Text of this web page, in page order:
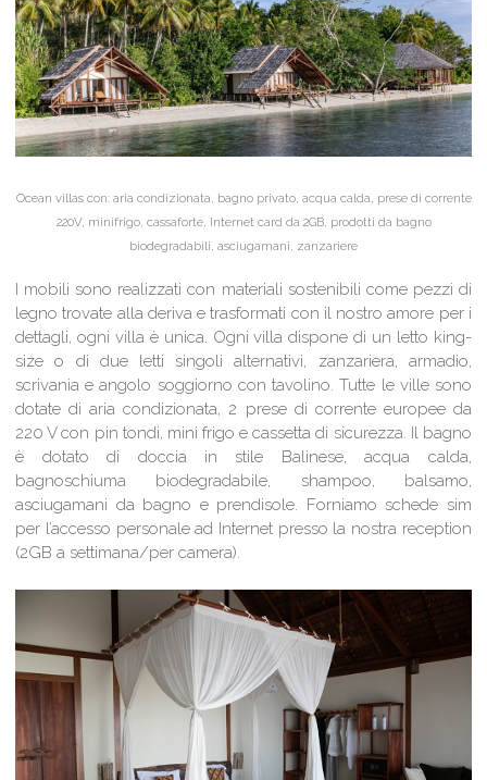
Ocean villas con: aria condizionata, bagno privato, acqua calda, prese di corrente
220V, minifrigo, cassaforte, Internet card da 2GB, prodotti da bagno
biodegradabili, asciugamani, zanzariere
I mobili sono realizzati con materiali sostenibili come pezzi di
legno trovate alla deriva e trasformati con il nostro amore per i
dettagli, ogni villa è unica. Ogni villa dispone di un letto king-
size o di due letti singoli alternativi, zanzariera, armadio,
scrivania e angolo soggiorno con tavolino. Tutte le ville sono
dotate di aria condizionata, 2 prese di corrente europee da
220 V con pin tondi, mini frigo e cassetta di sicurezza. Il bagno
è dotato di doccia in stile Balinese, acqua calda,
bagnoschiuma biodegradabile, shampoo, balsamo,
asciugamani da bagno e prendisole. Forniamo schede sim
per l’accesso personale ad Internet presso la nostra reception
(2GB a settimana/per camera).